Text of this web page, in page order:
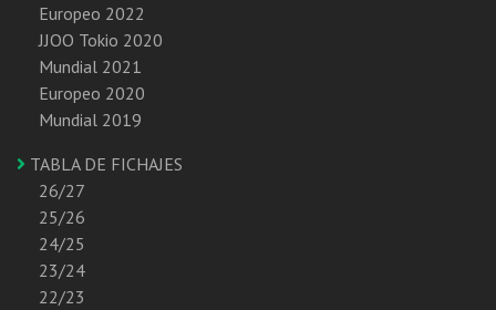
Europeo 2022
JJOO Tokio 2020
Mundial 2021
Europeo 2020
Mundial 2019
TABLA DE FICHAJES
26/27
25/26
24/25
23/24
22/23